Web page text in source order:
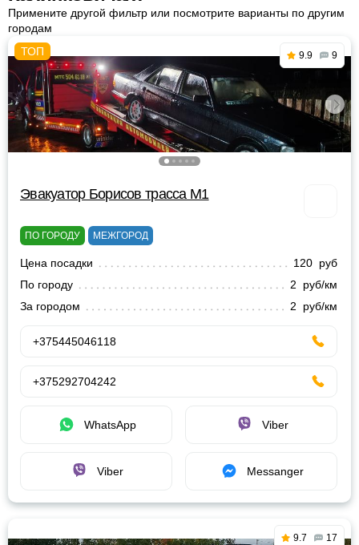
Примените другой фильтр или посмотрите варианты по другим
городам
9.9 9
Эвакуатор Борисов трасса М1
ПО ГОРОДУ МЕЖГОРОД
Цена посадки
120 руб
По городу
2 руб/км
За городом
2 руб/км
+375445046118
+375292704242
WhatsApp Viber
Viber Messanger
9.7 17